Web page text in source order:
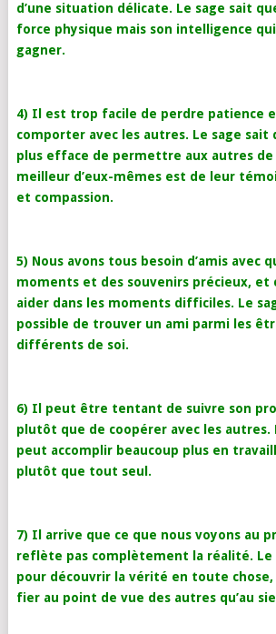
d’une situation délicate. Le sage sait
force physique mais son intelligence
gagner.
4) Il est trop facile de perdre patience
comporter avec les autres. Le sage sait
plus efface de permettre aux autres de
meilleur d’eux-mêmes est de leur
et compassion.
5) Nous avons tous besoin d’amis avec
moments et des souvenirs précieux, et
aider dans les moments difficiles. Le
possible de trouver un ami parmi les
différents de soi.
6) Il peut être tentant de suivre son
plutôt que de coopérer avec les autres.
peut accomplir beaucoup plus en
plutôt que tout seul.
7) Il arrive que ce que nous voyons au
reflète pas complètement la réalité. Le
pour découvrir la vérité en toute
fier au point de vue des autres qu’au